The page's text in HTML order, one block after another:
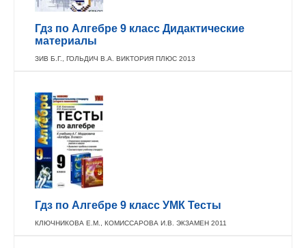
Гдз по Алгебре 9 класс Дидактические
материалы
ЗИВ Б.Г., ГОЛЬДИЧ В.А. ВИКТОРИЯ ПЛЮС 2013
Гдз по Алгебре 9 класс УМК Тесты
КЛЮЧНИКОВА Е.М., КОМИССАРОВА И.В. ЭКЗАМЕН 2011